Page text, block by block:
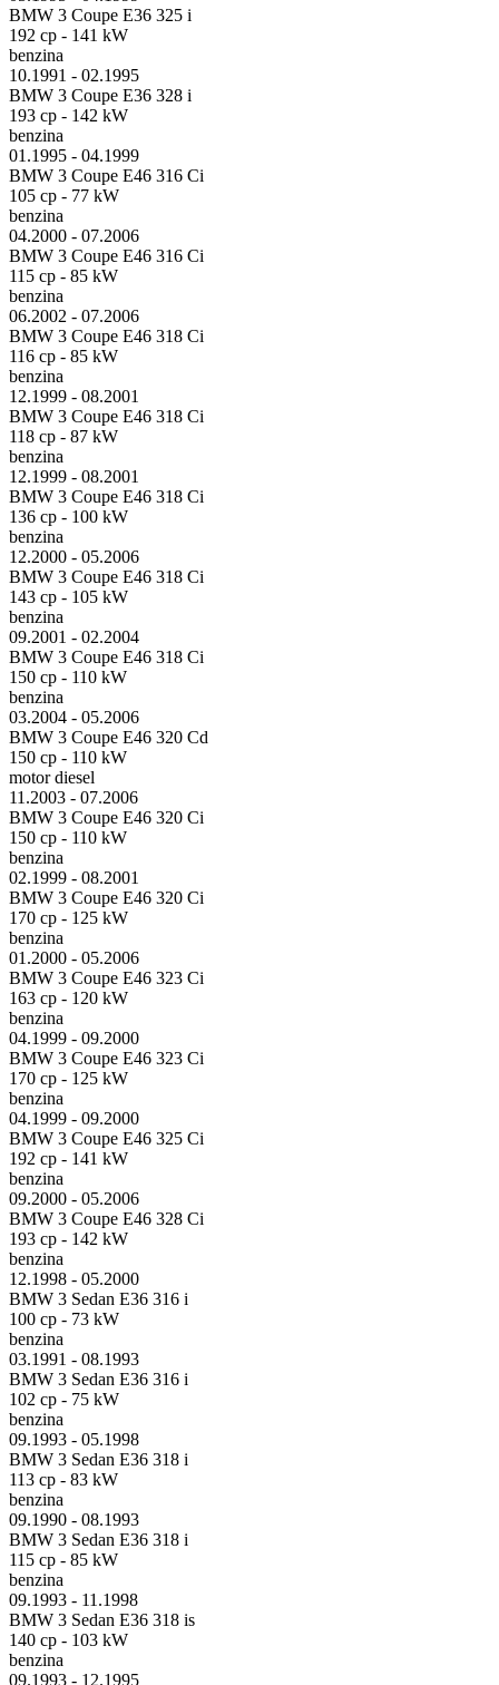
BMW 3 Coupe E36 325 i
192 cp - 141 kW
benzina
10.1991 - 02.1995
BMW 3 Coupe E36 328 i
193 cp - 142 kW
benzina
01.1995 - 04.1999
BMW 3 Coupe E46 316 Ci
105 cp - 77 kW
benzina
04.2000 - 07.2006
BMW 3 Coupe E46 316 Ci
115 cp - 85 kW
benzina
06.2002 - 07.2006
BMW 3 Coupe E46 318 Ci
116 cp - 85 kW
benzina
12.1999 - 08.2001
BMW 3 Coupe E46 318 Ci
118 cp - 87 kW
benzina
12.1999 - 08.2001
BMW 3 Coupe E46 318 Ci
136 cp - 100 kW
benzina
12.2000 - 05.2006
BMW 3 Coupe E46 318 Ci
143 cp - 105 kW
benzina
09.2001 - 02.2004
BMW 3 Coupe E46 318 Ci
150 cp - 110 kW
benzina
03.2004 - 05.2006
BMW 3 Coupe E46 320 Cd
150 cp - 110 kW
motor diesel
11.2003 - 07.2006
BMW 3 Coupe E46 320 Ci
150 cp - 110 kW
benzina
02.1999 - 08.2001
BMW 3 Coupe E46 320 Ci
170 cp - 125 kW
benzina
01.2000 - 05.2006
BMW 3 Coupe E46 323 Ci
163 cp - 120 kW
benzina
04.1999 - 09.2000
BMW 3 Coupe E46 323 Ci
170 cp - 125 kW
benzina
04.1999 - 09.2000
BMW 3 Coupe E46 325 Ci
192 cp - 141 kW
benzina
09.2000 - 05.2006
BMW 3 Coupe E46 328 Ci
193 cp - 142 kW
benzina
12.1998 - 05.2000
BMW 3 Sedan E36 316 i
100 cp - 73 kW
benzina
03.1991 - 08.1993
BMW 3 Sedan E36 316 i
102 cp - 75 kW
benzina
09.1993 - 05.1998
BMW 3 Sedan E36 318 i
113 cp - 83 kW
benzina
09.1990 - 08.1993
BMW 3 Sedan E36 318 i
115 cp - 85 kW
benzina
09.1993 - 11.1998
BMW 3 Sedan E36 318 is
140 cp - 103 kW
benzina
09.1993 - 12.1995